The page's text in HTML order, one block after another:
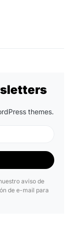
themes.
aviso de
de e-mail para